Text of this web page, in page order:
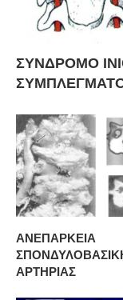
ΣΥΝΔΡΟΜΟ
ΑΝΕΠΑΡΚΕΙΑ
ΑΡΤΗΡΙΑΣ